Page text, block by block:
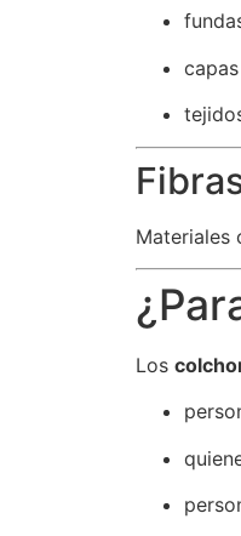
Materiales
Los